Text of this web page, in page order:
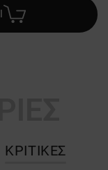
ΚΡΙΤΙΚΈΣ